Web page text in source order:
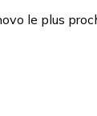
le plus